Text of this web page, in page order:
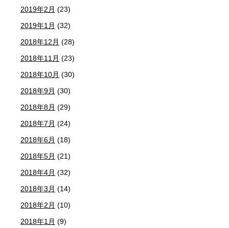
2019年2月 (23)
2019年1月 (32)
2018年12月 (28)
2018年11月 (23)
2018年10月 (30)
2018年9月 (30)
2018年8月 (29)
2018年7月 (24)
2018年6月 (18)
2018年5月 (21)
2018年4月 (32)
2018年3月 (14)
2018年2月 (10)
2018年1月 (9)